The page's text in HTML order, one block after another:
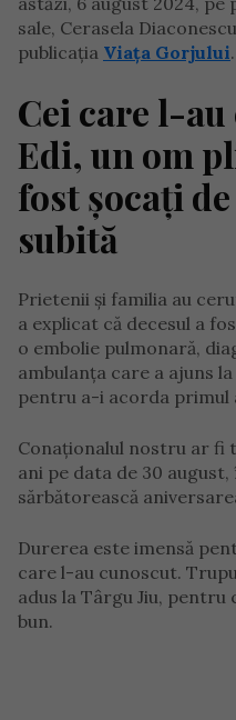
sale, Cerasela
publicația Viața Gorjului.
Cei care l-
Edi, un om
fost șocați
subită
Prietenii și familia au
a explicat că decesul a
o embolie pulmonară,
ambulanța care a ajuns
pentru a-i acorda primul
Conaționalul nostru ar fi
ani pe data de 30
sărbătorească
Durerea este imensă
care l-au cunoscut.
adus la Târgu Jiu, pentru
bun.